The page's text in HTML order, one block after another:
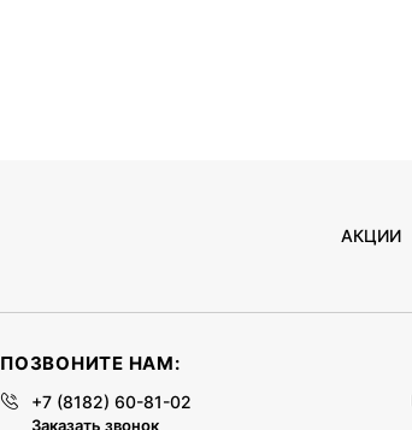
АКЦИИ
ПОЗВОНИТЕ НАМ:
+7 (8182) 60-81-02
Заказать звонок